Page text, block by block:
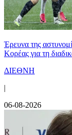
Έρευνα της
Κορέας για τη
ΔΙΕΘΝΗ
|
06-08-2026